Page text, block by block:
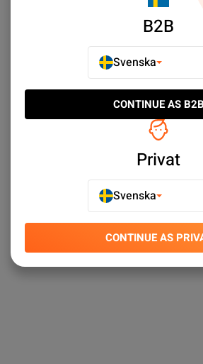
Upptäck Google Pixel 5 Batterier -
Mobilbatterier - Mobilreservdelar till
Stort sortiment ✓ Snabba leveranser
B2B
Svenska
CONTINUE AS B2B
Privat
Svenska
CONTINUE AS